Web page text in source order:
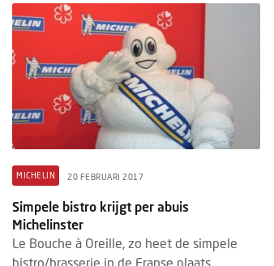
MICHELIN 20 FEBRUARI 2017
Simpele bistro krijgt per abuis
Michelinster
Le Bouche à Oreille, zo heet de simpele
bistro/brasserie in de Franse plaats